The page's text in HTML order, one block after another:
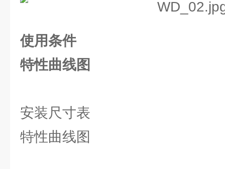
使用条件
特性曲线图
安装尺寸表
特性曲线图